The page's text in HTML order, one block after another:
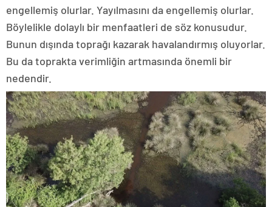
engellemiş olurlar. Yayılmasını da engellemiş olurlar.
Böylelikle dolaylı bir menfaatleri de söz konusudur.
Bunun dışında toprağı kazarak havalandırmış oluyorlar.
Bu da toprakta verimliğin artmasında önemli bir
nedendir.